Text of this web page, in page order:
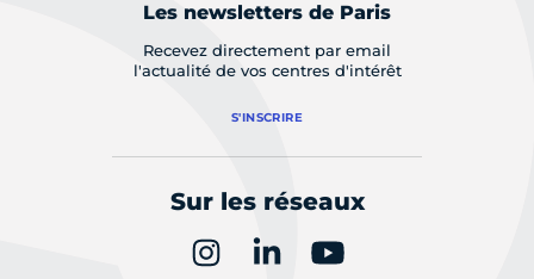
Les newsletters de Paris
Recevez directement par email
l'actualité de vos centres d'intérêt
S'INSCRIRE
Sur les réseaux